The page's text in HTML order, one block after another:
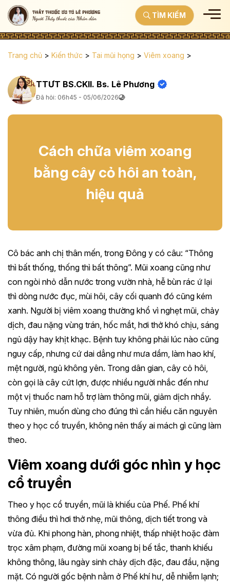
TÌM KIẾM
Trang chủ > Kiến thức > Tai mũi họng > Viêm xoang >
TTƯT BS.CKII. Bs. Lê Phương
Đã hỏi: 06h45 - 05/06/2026
Cách chữa viêm xoang
bằng cây cỏ hôi an toàn,
hiệu quả
Cô bác anh chị thân mến, trong Đông y có câu: “Thông
thì bất thống, thống thì bất thông”. Mũi xoang cũng như
con ngòi nhỏ dẫn nước trong vườn nhà, hễ bùn rác ứ lại
thì dòng nước đục, mùi hôi, cây cối quanh đó cũng kém
xanh. Người bị viêm xoang thường khổ vì nghẹt mũi, chảy
dịch, đau nặng vùng trán, hốc mắt, hơi thở khó chịu, sáng
ngủ dậy hay khịt khạc. Bệnh tuy không phải lúc nào cũng
nguy cấp, nhưng cứ dai dẳng như mưa dầm, làm hao khí,
mệt người, ngủ không yên. Trong dân gian, cây cỏ hôi,
còn gọi là cây cứt lợn, được nhiều người nhắc đến như
một vị thuốc nam hỗ trợ làm thông mũi, giảm dịch nhầy.
Tuy nhiên, muốn dùng cho đúng thì cần hiểu căn nguyên
theo y học cổ truyền, không nên thấy ai mách gì cũng làm
theo.
Viêm xoang dưới góc nhìn y học
cổ truyền
Theo y học cổ truyền, mũi là khiếu của Phế. Phế khí
thông điều thì hơi thở nhẹ, mũi thông, dịch tiết trong và
vừa đủ. Khi phong hàn, phong nhiệt, thấp nhiệt hoặc đàm
trọc xâm phạm, đường mũi xoang bị bế tắc, thanh khiếu
không thông, lâu ngày sinh chảy dịch đặc, đau đầu, nặng
mặt. Có người gốc bệnh nằm ở Phế khí hư, dễ nhiễm lạnh;